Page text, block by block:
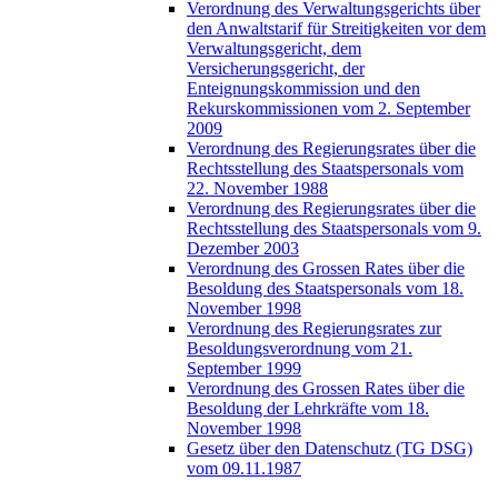
Verordnung des Verwaltungsgerichts über
den Anwaltstarif für Streitigkeiten vor dem
Verwaltungsgericht, dem
Versicherungsgericht, der
Enteignungskommission und den
Rekurskommissionen vom 2. September
2009
Verordnung des Regierungsrates über die
Rechtsstellung des Staatspersonals vom
22. November 1988
Verordnung des Regierungsrates über die
Rechtsstellung des Staatspersonals vom 9.
Dezember 2003
Verordnung des Grossen Rates über die
Besoldung des Staatspersonals vom 18.
November 1998
Verordnung des Regierungsrates zur
Besoldungsverordnung vom 21.
September 1999
Verordnung des Grossen Rates über die
Besoldung der Lehrkräfte vom 18.
November 1998
Gesetz über den Datenschutz (TG DSG)
vom 09.11.1987